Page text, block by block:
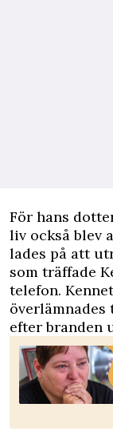
För hans
liv också blev
lades på att
som träffade
telefon.
överlämnades
efter branden